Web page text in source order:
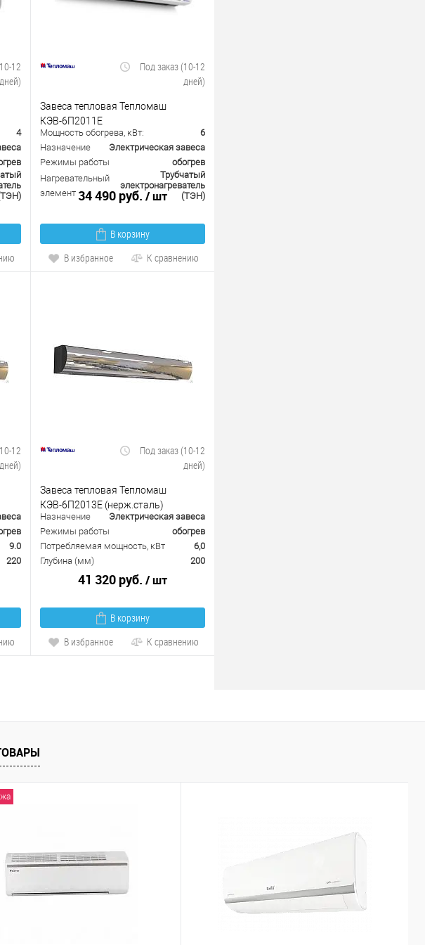
12
дней)
4
Под заказ (10-12
дней)
Завеса тепловая Тепломаш
КЭВ-6П2011Е
Мощность обогрева, кВт:
6
Назначение
Электрическая завеса
Режимы работы
обогрев
Нагревательный
элемент
Трубчатый
электронагреватель
(ТЭН)
34 490 руб./ шт
В корзину
В избранное
К сравнению
12
дней)
9.0
220
Под заказ (10-12
дней)
Завеса тепловая Тепломаш
КЭВ-6П2013Е (нерж.сталь)
Назначение
Электрическая завеса
Режимы работы
обогрев
Потребляемая мощность, кВт
6,0
Глубина (мм)
200
41 320 руб. / шт
В корзину
В избранное
К сравнению